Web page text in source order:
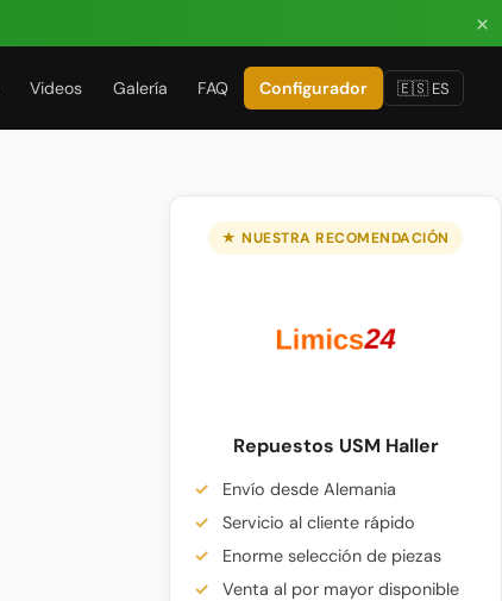
×
Videos Galería FAQ Configurador 🇪🇸 ES
★ NUESTRA RECOMENDACIÓN
Repuestos USM Haller
Envío desde Alemania
Servicio al cliente rápido
Enorme selección de piezas
Venta al por mayor disponible